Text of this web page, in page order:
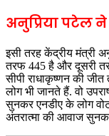
अनुप्रिया पटेल ने
इसी तरह केंद्रीय मंत्री
तरफ 445 है और दूसरी
सीपी राधाकृष्णन की
लोग भी जानते हैं. वो
सुनकर एनडीए के लोग
अंतरात्मा की आवाज